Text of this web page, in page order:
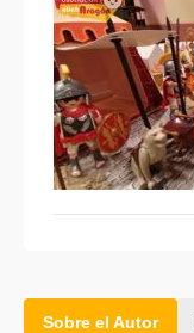
Sobre el Autor